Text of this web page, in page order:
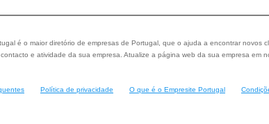
é o maior diretório de empresas de Portugal, que o ajuda a encontrar novos
e atividade da sua empresa. Atualize a página web da sua empresa em
Política de privacidade O que é o Empresite Portugal